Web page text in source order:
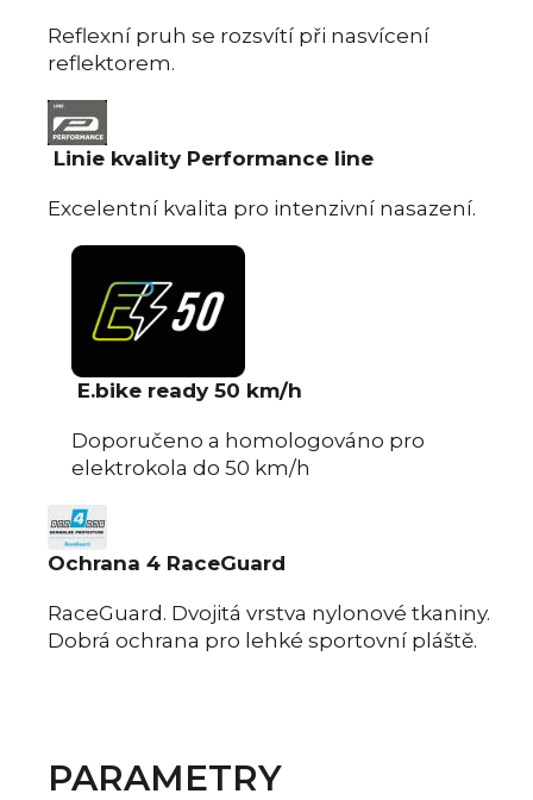
Reflexní pruh se rozsvítí při nasvícení
reflektorem.
Linie kvality Performance line
Excelentní kvalita pro intenzivní nasazení.
E.bike ready 50 km/h
Doporučeno a homologováno pro
elektrokola do 50 km/h
Ochrana 4 RaceGuard
RaceGuard. Dvojitá vrstva nylonové tkaniny.
Dobrá ochrana pro lehké sportovní pláště.
PARAMETRY